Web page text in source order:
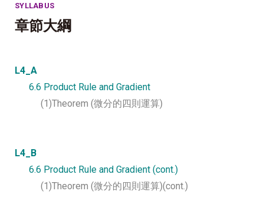
SYLLABUS
章節大綱
L4_A
6.6 Product Rule and Gradient
(1)Theorem (微分的四則運算)
L4_B
6.6 Product Rule and Gradient (cont.)
(1)Theorem (微分的四則運算)(cont.)